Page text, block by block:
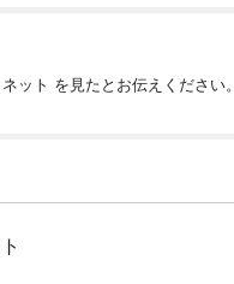
ット を見たとお伝えください。